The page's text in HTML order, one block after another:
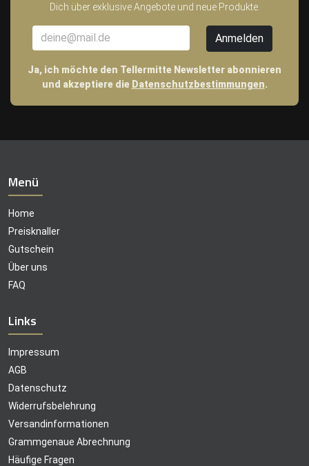
Dich über exklusive Angebote und neue Produkte.
Ja, ich möchte den Tellermitte Newsletter abonnieren
und akzeptiere die Datenschutzbestimmungen.
Menü
Home
Preisknaller
Gutschein
Über uns
FAQ
Links
Impressum
AGB
Datenschutz
Widerrufsbelehrung
Versandinformationen
Grammgenaue Abrechnung
Häufige Fragen